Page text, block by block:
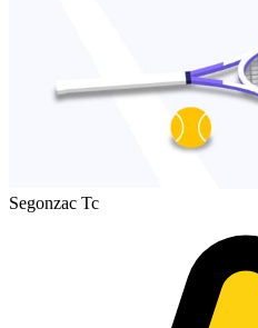
Segonzac Tc